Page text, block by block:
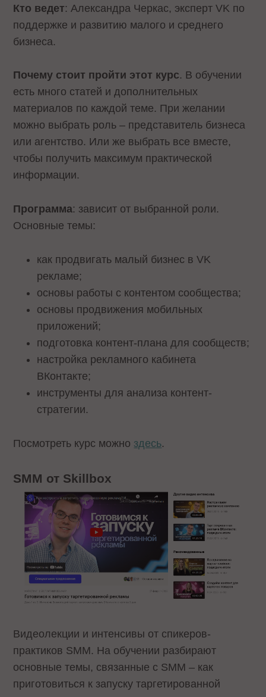
Кто ведет: Александра Черкас, эксперт VK по
поддержке и развитию малого и среднего
бизнеса.
Почему стоит пройти этот курс. В обучении
есть много статей и дополнительных
материалов по каждой теме. При желании
можно выбрать роль – представитель бизнеса
или агентство. Или же выбрать все вместе,
чтобы получить максимум практической
информации.
Программа: зависит от выбранной роли.
Основные темы:
как продвигать малый бизнес в VK
рекламе;
основы работы с контентом сообщества;
основы продвижения мобильных
приложений;
подготовка контент-плана для сообществ;
настройка рекламного кабинета
ВКонтакте;
инструменты для анализа контент-
стратегии.
Посмотреть курс можно здесь.
SMM от Skillbox
Видеолекции и интенсивы от спикеров-
практиков SMM. На обучении разбирают
основные темы, связанные с SMM – как
приготовиться к запуску таргетированной